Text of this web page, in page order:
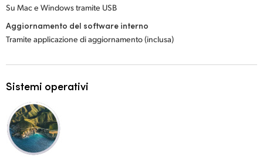
Su Mac e Windows tramite USB
Aggiornamento del software interno
Tramite applicazione di aggiornamento (inclusa)
Sistemi operativi